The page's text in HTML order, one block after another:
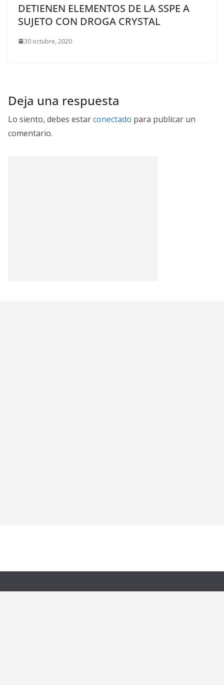
DETIENEN ELEMENTOS DE LA SSPE A
SUJETO CON DROGA CRYSTAL
30 octubre, 2020
Deja una respuesta
Lo siento, debes estarconectado para publicar un
comentario.